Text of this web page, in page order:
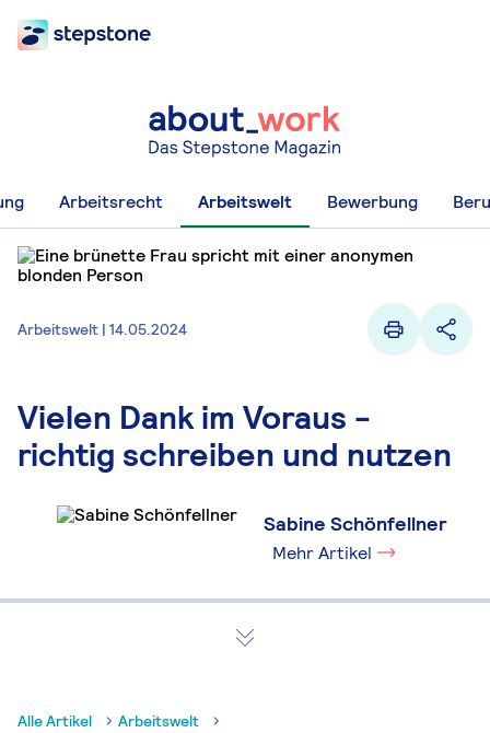
Arbeitsrecht Arbeitswelt Bewerbung
Arbeitswelt | 14.05.2024
Vielen Dank im Voraus -
richtig schreiben und nutzen
Sabine Schönfellner
Mehr Artikel
Alle Artikel
Arbeitswelt